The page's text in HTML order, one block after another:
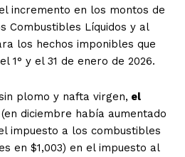
incremento en los montos de
Combustibles Líquidos y al
los hechos imponibles que
1° y el 31 de enero de 2026.
plomo y nafta virgen, el
(en diciembre había aumentado
impuesto a los combustibles
en $1,003) en el impuesto al